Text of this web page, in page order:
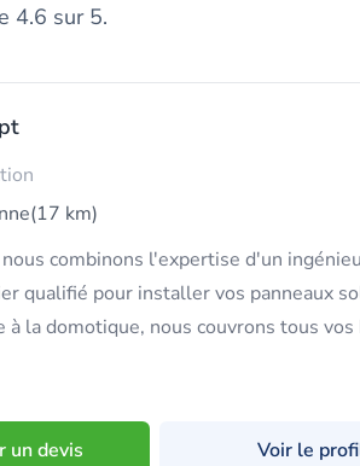
4.6 sur 5.
(17 km)
nous combinons l'expertise d'un
qualifié pour installer vos panneaux
la domotique, nous couvrons tous vos
un devis Voir le